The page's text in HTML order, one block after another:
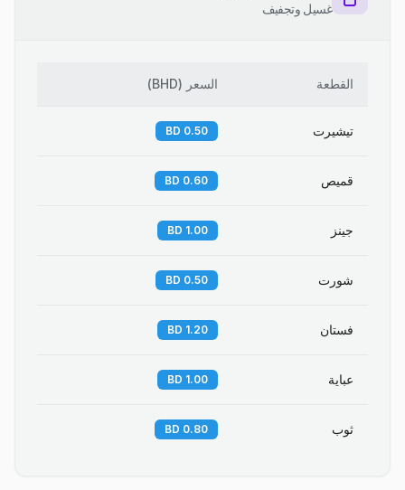
غسيل وتجفيف
القطعة السعر (
BHD
)
تيشيرت 0.50 BD
قميص 0.60 BD
جينز 1.00 BD
شورت 0.50 BD
فستان 1.20 BD
عباية 1.00 BD
ثوب 0.80 BD